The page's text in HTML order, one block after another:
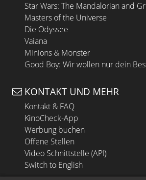
Star Wars: The Mandalorian and
Masters of the Universe
Die Odyssee
Vaiana
Minions & Monster
Good Boy: Wir wollen nur dein
KONTAKT UND MEHR
Kontakt & FAQ
KinoCheck-App
Werbung buchen
Offene Stellen
Video Schnittstelle (API)
Switch to English